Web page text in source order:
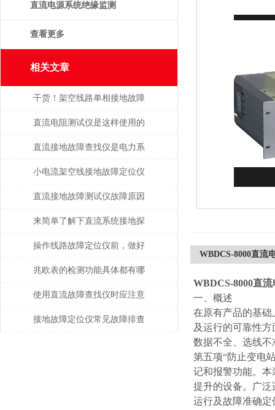
直流电源系统绝缘监测
装置
查看更多
相关文章
干货！架空线路单相接地故障
点巡查装置正确的操作步骤
直流电阻测试仪是这样使用的
吗？
直流接地故障查找仪是电力系
统维护的得力助手
小电流架空线接地故障定位仪
提高了整个电力系统的稳定性
和可靠性
直流接地故障测试仪故障原因
分析
来简单了解下直流系统接地探
测仪吧
操作线路故障定位仪前，做好
攻略了吗
兆欧表的检测功能具体都有哪
些？
使用直流故障查找仪时应注意
的安全事项
接地故障定位仪常见故障排查
WBDCS-8000直流
WBDCS-8000直
一、概述
在原有产品的基
及运行的可靠性
数据不全、选线不
第五项“防止变电
记和报警功能。
提升的设备。广
运行及故障准确定